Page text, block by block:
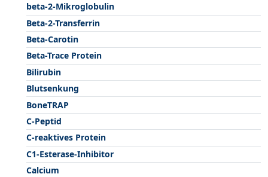
beta-2-Mikroglobulin
Beta-2-Transferrin
Beta-Carotin
Beta-Trace Protein
Bilirubin
Blutsenkung
BoneTRAP
C-Peptid
C-reaktives Protein
C1-Esterase-Inhibitor
Calcium